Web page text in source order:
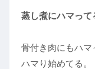
蒸し煮にハマって
骨付き肉にもハマ
ハマり始めてる。